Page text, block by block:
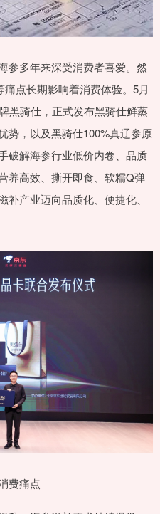
参多年来深受消费者喜爱。然
痛点长期影响着消费体验。5月
黑骑仕，正式发布黑骑仕鲜蒸
势，以及黑骑仕100%真辽参原
破解海参行业低价内卷、品质
养高效、撕开即食、软糯Q弹
产业迈向品质化、便捷化、
费痛点